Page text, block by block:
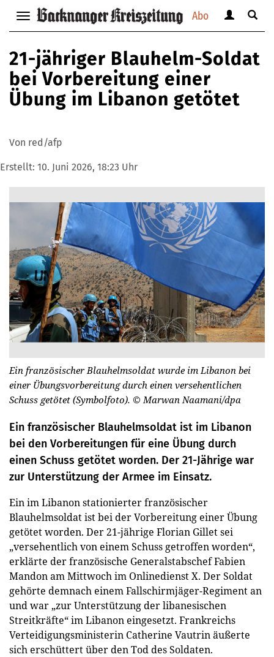
Abo
Navigation
anzeigen
bzw.
verbergen
anzeigen
verbergen
Suche
21-jähriger Blauhelm-Soldat
bei Vorbereitung einer
Übung im Libanon getötet
Von red/afp
Erstellt: 10. Juni 2026, 18:23 Uhr
Ein französischer Blauhelmsoldat wurde im Libanon bei
einer Übungsvorbereitung durch einen versehentlichen
Schuss getötet (Symbolfoto). © Marwan Naamani/dpa
Ein französischer Blauhelmsoldat ist im Libanon
bei den Vorbereitungen für eine Übung durch
einen Schuss getötet worden. Der 21-Jährige war
zur Unterstützung der Armee im Einsatz.
Ein im Libanon stationierter französischer
Blauhelmsoldat ist bei der Vorbereitung einer Übung
getötet worden. Der 21-jährige Florian Gillet sei
„versehentlich von einem Schuss getroffen worden“,
erklärte der französische Generalstabschef Fabien
Mandon am Mittwoch im Onlinedienst X. Der Soldat
gehörte demnach einem Fallschirmjäger-Regiment an
und war „zur Unterstützung der libanesischen
Streitkräfte“ im Libanon eingesetzt. Frankreichs
Verteidigungsministerin Catherine Vautrin äußerte
sich erschüttert über den Tod des Soldaten.